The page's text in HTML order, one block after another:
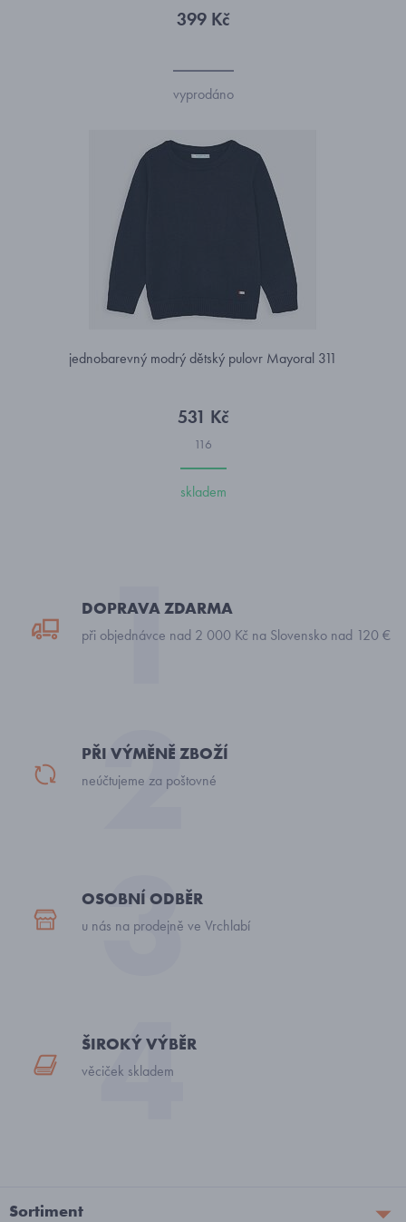
399 Kč
vyprodáno
jednobarevný modrý dětský pulovr Mayoral 311
531 Kč
116
skladem
DOPRAVA ZDARMA
při objednávce nad 2 000 Kč na Slovensko nad 120 €
PŘI VÝMĚNĚ ZBOŽÍ
neúčtujeme za poštovné
OSOBNÍ ODBĚR
u nás na prodejně ve Vrchlabí
ŠIROKÝ VÝBĚR
věciček skladem
Sortiment